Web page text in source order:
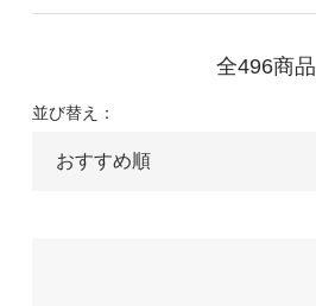
全496商品
並び替え：